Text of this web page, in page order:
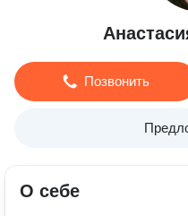
Позвонить
О себе